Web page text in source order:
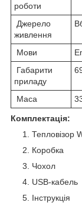
роботи
Джерело
живлення
Мови
Габарити
приладу
Маса
Комплектація:
Тепловізор
Коробка
Чохол
USB-кабель
Інструкція